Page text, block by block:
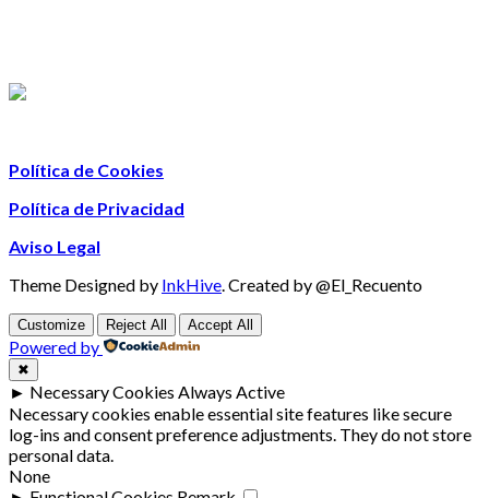
Política de Cookies
Política de Privacidad
Aviso Legal
Theme Designed by InkHive.Created by @El_Recuento
Customize Reject All Accept All
Powered by
✖
► Necessary Cookies Always Active
Necessary cookies enable essential site features like secure
log-ins and consent preference adjustments. They do not store
personal data.
None